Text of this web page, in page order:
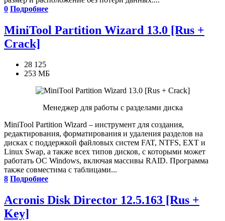
0 Подробнее
MiniTool Partition Wizard 13.0 [Rus +
Crack]
28 125
253 МБ
Менеджер для работы с разделами диска
MiniTool Partition Wizard – инструмент для создания,
редактирования, форматирования и удаления разделов на
дисках с поддержкой файловых систем FAT, NTFS, EXT и
Linux Swap, а также всех типов дисков, с которыми может
работать ОС Windows, включая массивы RAID. Программа
также совместима с таблицами...
8 Подробнее
Acronis Disk Director 12.5.163 [Rus +
Key]